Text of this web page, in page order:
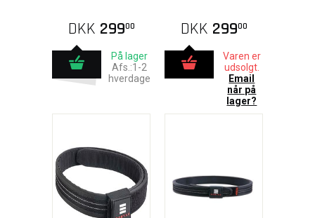
DKK 29900
På lager
Afs.:1-2
hverdage
DKK 29900
Varen er
udsolgt.
Email
når på
lager?